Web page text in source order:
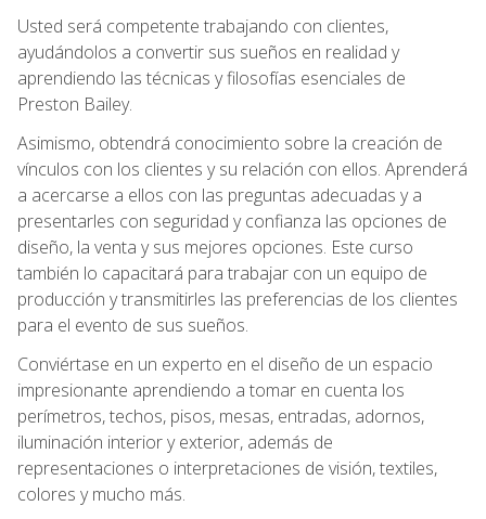
Usted será competente trabajando con clientes,
ayudándolos a convertir sus sueños en realidad y
aprendiendo las técnicas y filosofías esenciales de
Preston Bailey.
Asimismo, obtendrá conocimiento sobre la creación de
vínculos con los clientes y su relación con ellos. Aprenderá
a acercarse a ellos con las preguntas adecuadas y a
presentarles con seguridad y confianza las opciones de
diseño, la venta y sus mejores opciones. Este curso
también lo capacitará para trabajar con un equipo de
producción y transmitirles las preferencias de los clientes
para el evento de sus sueños.
Conviértase en un experto en el diseño de un espacio
impresionante aprendiendo a tomar en cuenta los
perímetros, techos, pisos, mesas, entradas, adornos,
iluminación interior y exterior, además de
representaciones o interpretaciones de visión, textiles,
colores y mucho más.